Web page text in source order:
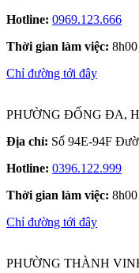
Hotline: 0969.123.666
Thời gian làm việc:
Chỉ đường tới đây
PHƯỜNG ĐỐNG ĐA,
Địa chỉ: Số 94E-94F
Hotline: 0396.122.999
Thời gian làm việc:
Chỉ đường tới đây
PHƯỜNG THÀNH